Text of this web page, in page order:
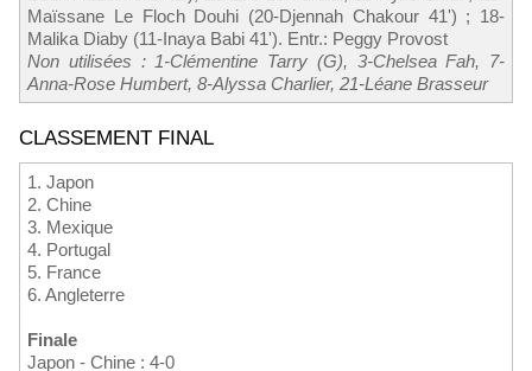
Maïssane Le Floch Douhi (20-Djennah Chakour 41') ; 18-
Malika Diaby (11-Inaya Babi 41'). Entr.: Peggy Provost
Non utilisées : 1-Clémentine Tarry (G), 3-Chelsea Fah, 7-
Anna-Rose Humbert, 8-Alyssa Charlier, 21-Léane Brasseur
CLASSEMENT FINAL
1. Japon
2. Chine
3. Mexique
4. Portugal
5. France
6. Angleterre
Finale
Japon - Chine : 4-0